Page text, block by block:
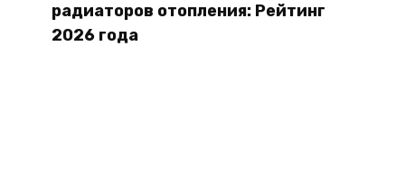
радиаторов отопления: Рейтинг
2026 года